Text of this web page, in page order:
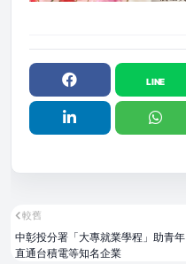
較舊
中彰投分署「大專就業學程」助青年
直通台積電等知名企業